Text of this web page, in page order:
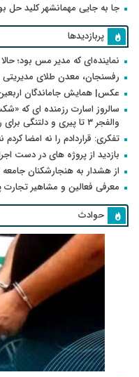
جا به جایی مهمانشهر کلید حل
پربازدیدها
نماینده‌ای که مدیر مس بود؛
رفسنجان، معدن طلای مدیریتی
عکس| همایش جاماندگان
سالروز اسارت رزمنده ای که
والفجر ۳ تا پیری و دلتنگی برای رفقای شهید
تفکری: قراردادم را نه امضا
بازدید از پروژه های در دست
از هشدار به هنجارشکنان
معرفی فعالین و مشاهیر
حوادث